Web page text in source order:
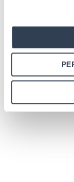
Estándares